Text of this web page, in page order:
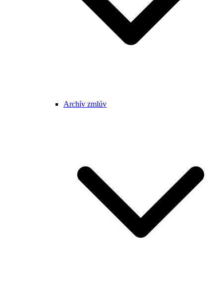
Archív zmlúv